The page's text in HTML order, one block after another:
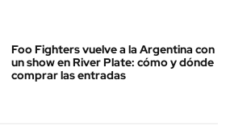
Foo Fighters vuelve a la Argentina con
un show en River Plate: cómo y dónde
comprar las entradas